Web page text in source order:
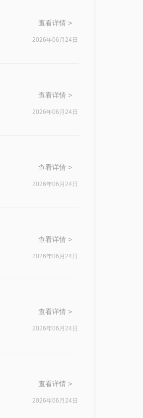
查看详情 >
2026年06月24日
查看详情 >
2026年06月24日
查看详情 >
2026年06月24日
查看详情 >
2026年06月24日
查看详情 >
2026年06月24日
查看详情 >
2026年06月24日